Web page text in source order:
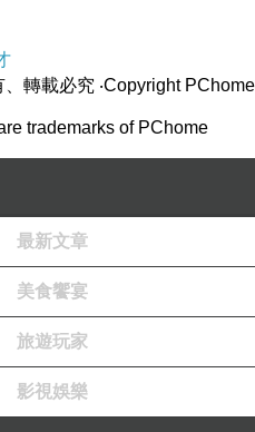
是數據資產
餐體驗（
Suggestion
飲品」
單
的人」
風味燕麥拿鐵」
、轉載必究 ‧Copyright PChome
trademarks of PChome
最新文章
美食饗宴
旅遊玩家
影視娛樂